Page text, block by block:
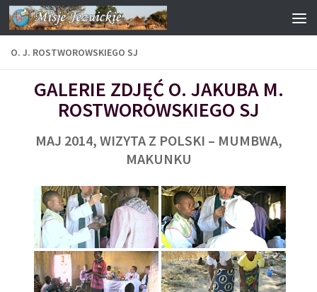
Przejdź do treści
O. J. ROSTWOROWSKIEGO SJ
GALERIE ZDJĘĆ O. JAKUBA M.
ROSTWOROWSKIEGO SJ
MAJ 2014, WIZYTA Z POLSKI – MUMBWA,
MAKUNKU